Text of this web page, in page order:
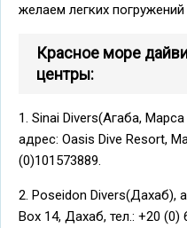
желаем легких
Красное море
центры:
1. Sinai Divers(Агаба,
адрес: Oasis Dive Resort,
(0)101573889.
2. Poseidon Divers(Дахаб),
Box 14, Дахаб, тел.: +20 (0)